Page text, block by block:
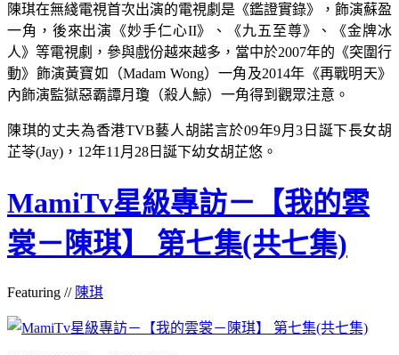
陳琪在無綫電視首次出演的電視劇是《鑑證實錄》，飾演蘇盈
一角，後來出演《妙手仁心II》、《九五至尊》、《金牌冰
人》等電視劇，參與戲份越來越多，當中於2007年的《突圍行
動》飾演黃寶如（Madam Wong）一角及2014年《再戰明天》
內飾演監獄惡霸譚月瓊（殺人鯨）一角得到觀眾注意。
陳琪的丈夫為香港TVB藝人胡諾言於09年9月3日誕下長女胡
芷苓(Jay)，12年11月28日誕下幼女胡芷悠。
MamiTv星級專訪－【我的雲
裳－陳琪】 第七集(共七集)
Featuring // 陳琪